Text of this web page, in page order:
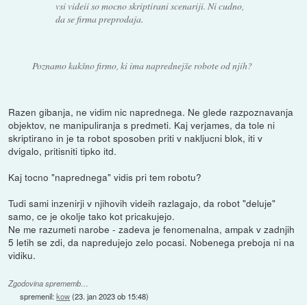
vsi videii so mocno skriptirani scenariji. Ni cudno,
da se firma preprodaja.
Poznamo kakšno firmo, ki ima naprednejše robote od njih?
Razen gibanja, ne vidim nic naprednega. Ne glede razpoznavanja
objektov, ne manipuliranja s predmeti. Kaj verjames, da tole ni
skriptirano in je ta robot sposoben priti v nakljucni blok, iti v
dvigalo, pritisniti tipko itd.
Kaj tocno "naprednega" vidis pri tem robotu?
Tudi sami inzenirji v njihovih videih razlagajo, da robot "deluje"
samo, ce je okolje tako kot pricakujejo.
Ne me razumeti narobe - zadeva je fenomenalna, ampak v zadnjih
5 letih se zdi, da napredujejo zelo pocasi. Nobenega preboja ni na
vidiku.
Zgodovina sprememb…
spremenil:kow(23. jan 2023 ob 15:48)